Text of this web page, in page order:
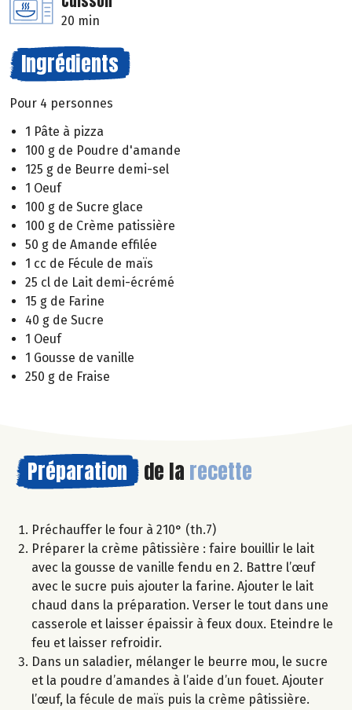
20 min
Ingrédients
Pour 4 personnes
1 Pâte à pizza
100 g de Poudre d'amande
125 g de Beurre demi-sel
1 Oeuf
100 g de Sucre glace
100 g de Crème patissière
50 g de Amande effilée
1 cc de Fécule de maïs
25 cl de Lait demi-écrémé
15 g de Farine
40 g de Sucre
1 Oeuf
1 Gousse de vanille
250 g de Fraise
Préparation de la recette
Préchauffer le four à 210° (th.7)
Préparer la crème pâtissière : faire bouillir le lait
avec la gousse de vanille fendu en 2. Battre l’œuf
avec le sucre puis ajouter la farine. Ajouter le lait
chaud dans la préparation. Verser le tout dans une
casserole et laisser épaissir à feux doux. Eteindre le
feu et laisser refroidir.
Dans un saladier, mélanger le beurre mou, le sucre
et la poudre d’amandes à l’aide d’un fouet. Ajouter
l’œuf, la fécule de maïs puis la crème pâtissière.